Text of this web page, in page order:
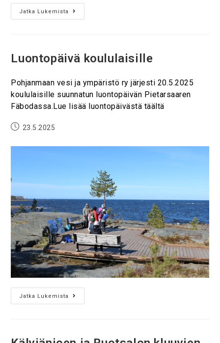
Jatka Lukemista
Luontopäivä koululaisille
Pohjanmaan vesi ja ympäristö ry järjesti 20.5.2025
koululaisille suunnatun luontopäivän Pietarsaaren
Fäbodassa.Lue lisää luontopäivästä täältä
23.5.2025
Jatka Lukemista